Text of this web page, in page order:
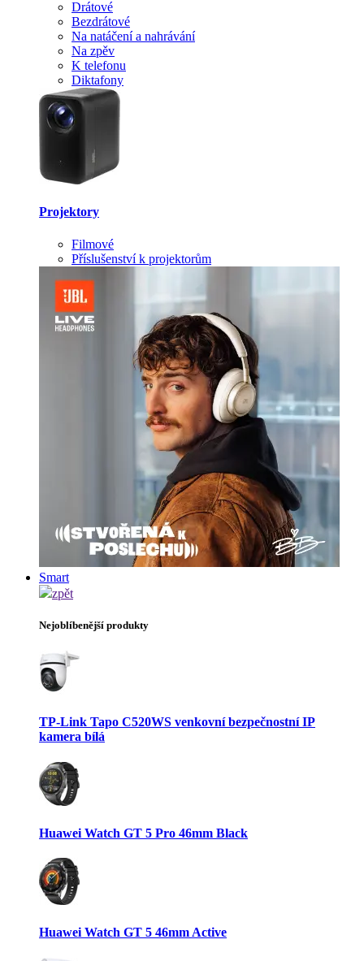
Drátové
Bezdrátové
Na natáčení a nahrávání
Na zpěv
K telefonu
Diktafony
Projektory
Filmové
Příslušenství k projektorům
Smart
zpět
Nejoblíbenější produkty
TP-Link Tapo C520WS venkovní bezpečnostní IP
kamera bílá
Huawei Watch GT 5 Pro 46mm Black
Huawei Watch GT 5 46mm Active